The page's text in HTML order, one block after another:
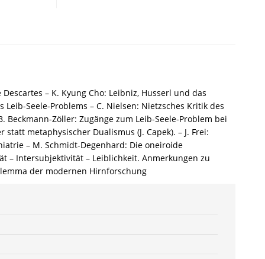
Töpfer
(Hrsg.)
–
ISBN
9783826037085
/
978-
– K. Kyung Cho: Leibniz, Husserl und das
Seele-Problems – C. Nielsen: Nietzsches Kritik des
Zöller: Zugänge zum Leib-Seele-Problem bei
metaphysischer Dualismus (J. Capek). – J. Frei:
– M. Schmidt-Degenhard: Die oneiroide
– Intersubjektivität – Leiblichkeit. Anmerkungen zu
der modernen Hirnforschung